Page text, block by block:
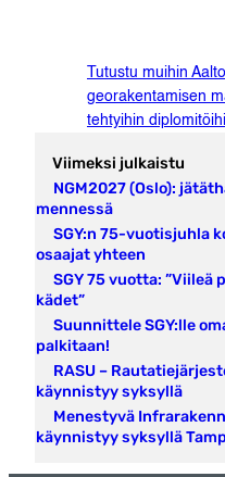
Tutustu muihin
georakentamisen
tehtyihin
Viimeksi julkaistu
NGM2027 (Oslo):
mennessä
SGY:n 75-vuotisjuhla
osaajat yhteen
SGY 75 vuotta: ”Viileä
kädet”
Suunnittele SGY:lle
palkitaan!
RASU –
käynnistyy syksyllä
Menestyvä
käynnistyy syksyllä